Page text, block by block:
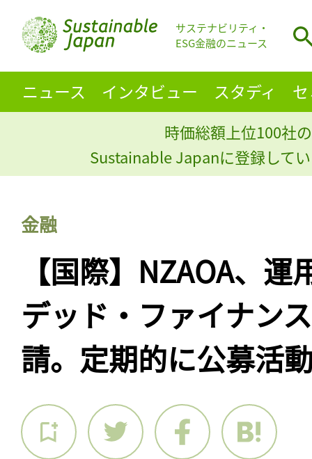
サステナビリティ・
ESG金融のニュース
ニュース インタビュー スタディ
時価総額上位100社
Sustainable Japanに登録して
金融
【国際】NZAOA、
デッド・ファイナン
請。定期的に公募活